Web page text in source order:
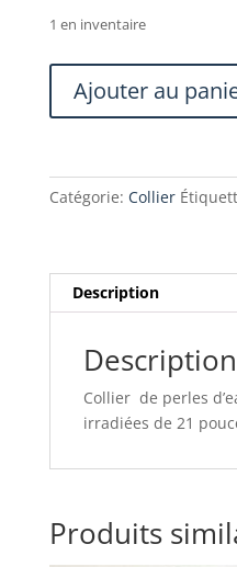
1 en inventaire
Collier
perles
d'eau
irradiées
Ajouter au
Catégorie: Collier
Description
Description
Collier de perles
irradiées de 21
Produits